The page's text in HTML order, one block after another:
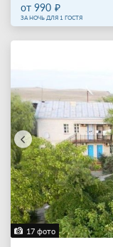
от 990
ЗА НОЧЬ ДЛЯ 1 ГОСТЯ
17 фото